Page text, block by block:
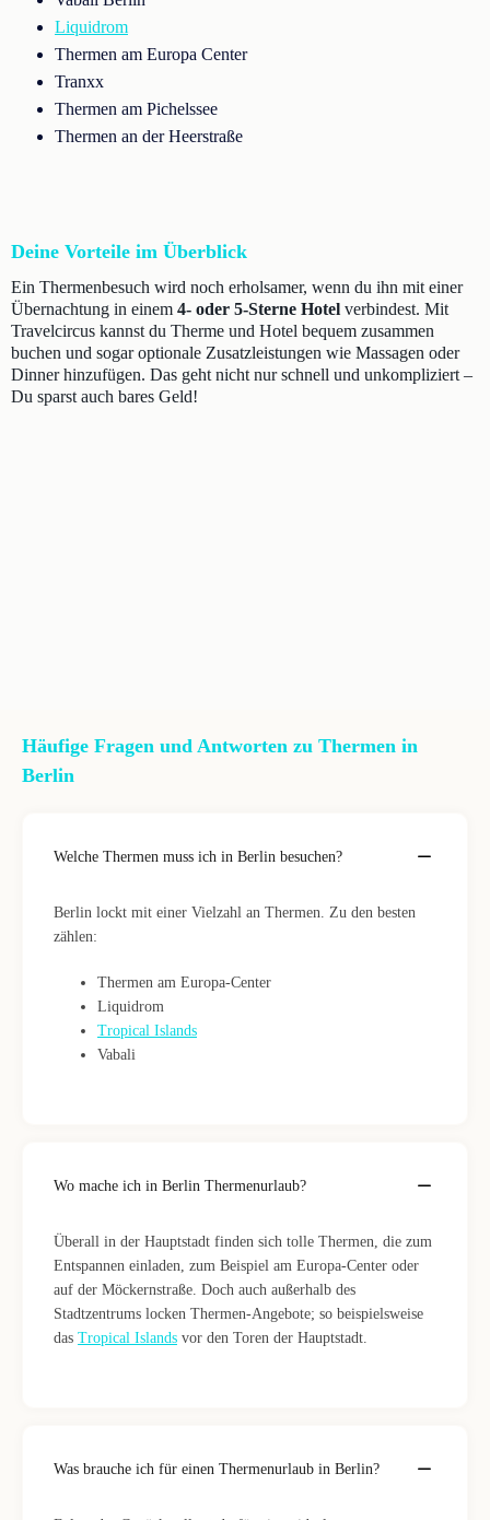
Liquidrom
Thermen am Europa Center
Tranxx
Thermen am Pichelssee
Thermen an der Heerstraße
Deine Vorteile im Überblick
Ein Thermenbesuch wird noch erholsamer, wenn du ihn mit einer
Übernachtung in einem 4- oder 5-Sterne Hotel verbindest. Mit
Travelcircus kannst du Therme und Hotel bequem zusammen
buchen und sogar optionale Zusatzleistungen wie Massagen oder
Dinner hinzufügen. Das geht nicht nur schnell und unkompliziert –
Du sparst auch bares Geld!
Häufige Fragen und Antworten zu Thermen in
Berlin
Welche Thermen muss ich in Berlin besuchen?
Berlin lockt mit einer Vielzahl an Thermen. Zu den besten
zählen:
Thermen am Europa-Center
Liquidrom
Tropical Islands
Vabali
Wo mache ich in Berlin Thermenurlaub?
Überall in der Hauptstadt finden sich tolle Thermen, die zum
Entspannen einladen, zum Beispiel am Europa-Center oder
auf der Möckernstraße. Doch auch außerhalb des
Stadtzentrums locken Thermen-Angebote; so beispielsweise
das Tropical Islands vor den Toren der Hauptstadt.
Was brauche ich für einen Thermenurlaub in Berlin?